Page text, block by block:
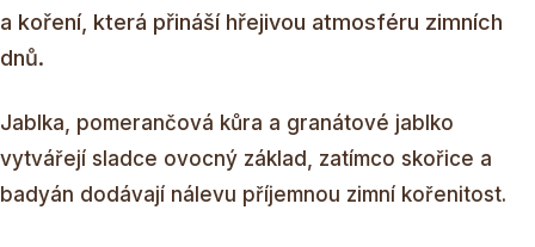
a koření, která přináší hřejivou atmosféru zimních
dnů.
Jablka, pomerančová kůra a granátové jablko
vytvářejí sladce ovocný základ, zatímco skořice a
badyán dodávají nálevu příjemnou zimní kořenitost.